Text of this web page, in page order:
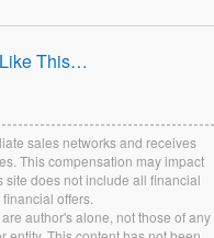
This…
sales networks and receives
This compensation may impact
site does not include all financial
offers.
author's alone, not those of any